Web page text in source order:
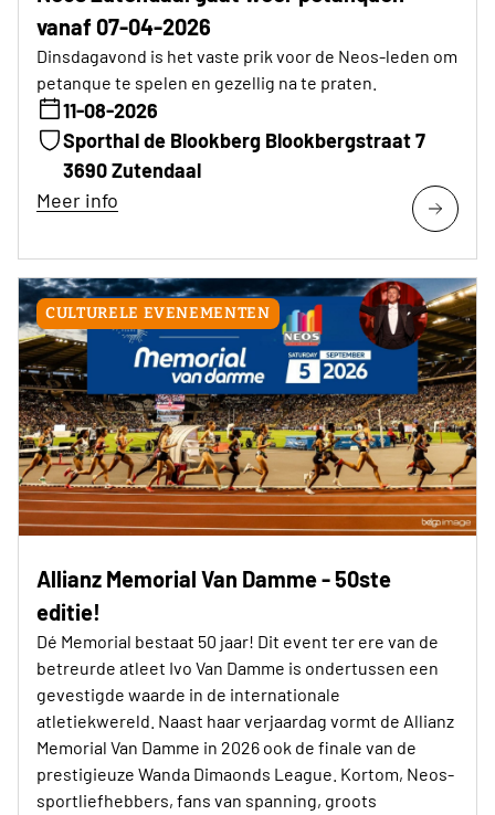
vanaf 07-04-2026
Dinsdagavond is het vaste prik voor de Neos-leden om
petanque te spelen en gezellig na te praten.
11-08-2026
Sporthal de Blookberg Blookbergstraat 7
3690 Zutendaal
Meer info
CULTURELE EVENEMENTEN
Allianz Memorial Van Damme - 50ste
editie!
Dé Memorial bestaat 50 jaar! Dit event ter ere van de
betreurde atleet Ivo Van Damme is ondertussen een
gevestigde waarde in de internationale
atletiekwereld. Naast haar verjaardag vormt de Allianz
Memorial Van Damme in 2026 ook de finale van de
prestigieuze Wanda Dimaonds League. Kortom, Neos-
sportliefhebbers, fans van spanning, groots